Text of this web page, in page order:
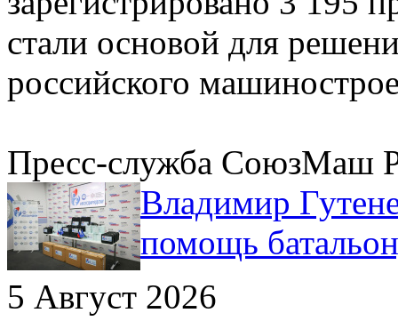
стали основой для
российского
Пресс-служба СоюзМаш
Владимир
помощь
5 Август 2026